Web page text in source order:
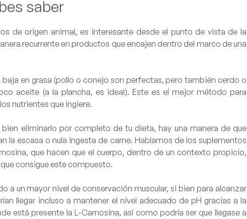
saber
de origen animal, es interesante desde el punto de vista de la
recurrente en productos que encajen dentro del marco de una
en grasa (pollo o conejo son perfectas, pero también cerdo o
aceite (a la plancha, es ideal). Este es el mejor método para
nutrientes que ingiere.
eliminarlo por completo de tu dieta, hay una manera de que
la escasa o nula ingesta de carne. Hablamos de los suplementos
que hacen que el cuerpo, dentro de un contexto propicio,
consigue este compuesto.
a un mayor nivel de conservación muscular, si bien para alcanzar
llegar incluso a mantener el nivel adecuado de pH gracias a la
está presente la L-Carnosina, así como podría ser que llegase a